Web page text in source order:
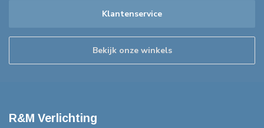
Klantenservice
Bekijk onze winkels
R&M Verlichting